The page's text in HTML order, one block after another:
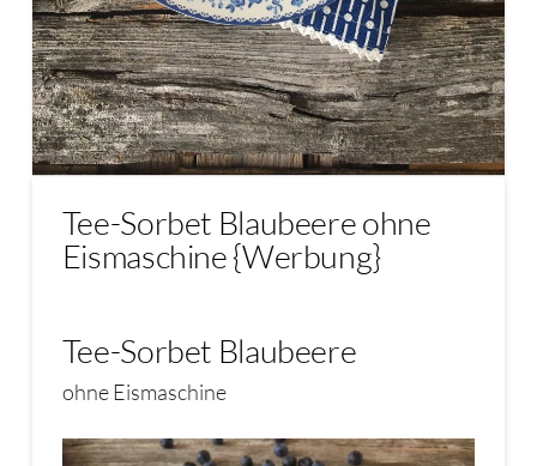
Tee-Sorbet Blaubeere ohne
Eismaschine {Werbung}
Tee-Sorbet Blaubeere
ohne Eismaschine